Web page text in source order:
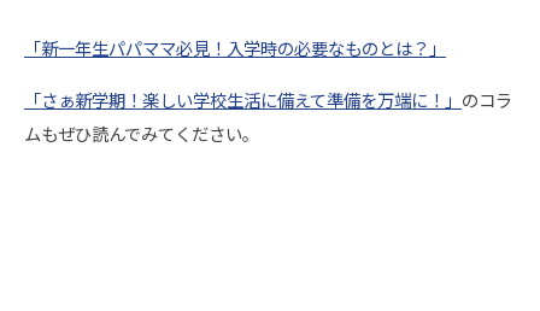
「新一年生パパママ必見！入学時の必要なものとは？」
「さぁ新学期！楽しい学校生活に備えて準備を万端に！」 のコラ
ムもぜひ読んでみてください。